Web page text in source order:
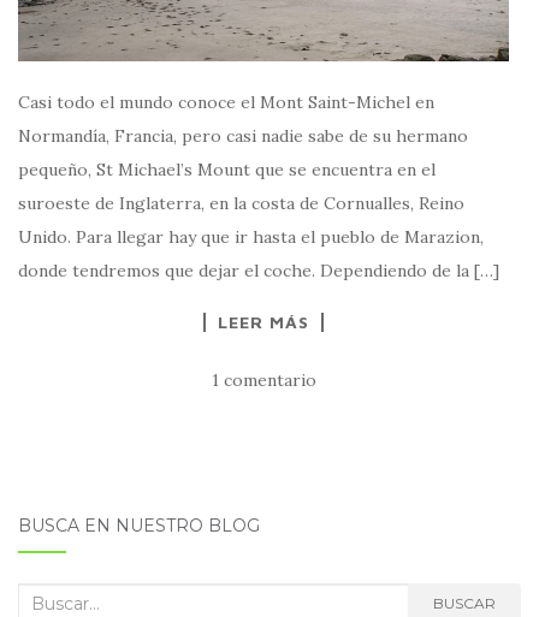
Casi todo el mundo conoce el Mont Saint-Michel en
Normandía, Francia, pero casi nadie sabe de su hermano
pequeño, St Michael’s Mount que se encuentra en el
suroeste de Inglaterra, en la costa de Cornualles, Reino
Unido. Para llegar hay que ir hasta el pueblo de Marazion,
donde tendremos que dejar el coche. Dependiendo de la […]
LEER MÁS
1 comentario
BUSCA EN NUESTRO BLOG
Buscar: BUSCAR